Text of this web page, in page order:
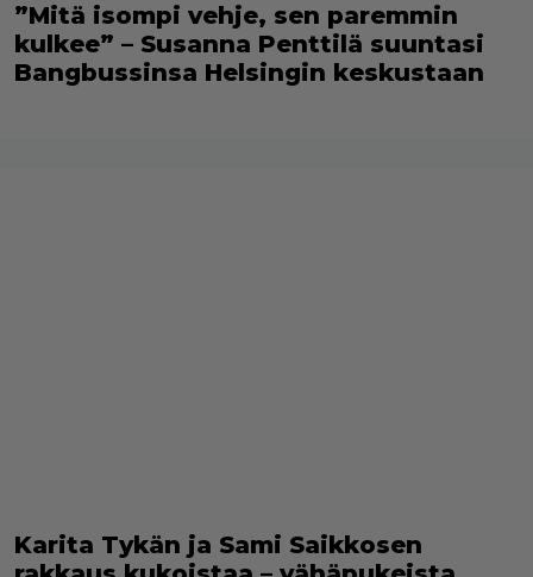
”Mitä isompi vehje, sen paremmin
kulkee” – Susanna Penttilä suuntasi
Bangbussinsa Helsingin keskustaan
Karita Tykän ja Sami Saikkosen